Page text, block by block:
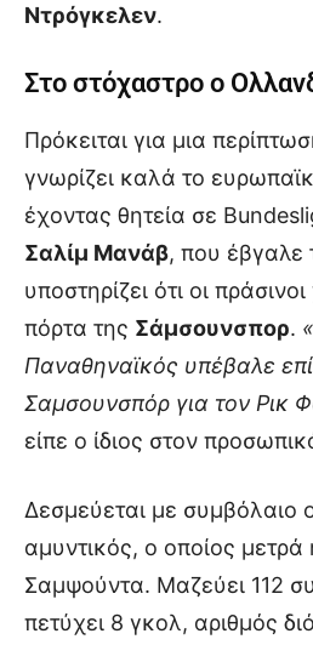
Ντρόγκελεν.
Στο στόχαστρο ο
Πρόκειται για μια
γνωρίζει καλά το
έχοντας θητεία σε
Σαλίμ Μανάβ, που έβγαλε
υποστηρίζει ότι οι
πόρτα της Σάμσουνσπορ.
Παναθηναϊκός υπέβαλε
Σαμσουνσπόρ για τον Ρικ
είπε ο ίδιος στον
Δεσμεύεται με συμβόλαιο
αμυντικός, ο οποίος μετρά
Σαμψούντα. Μαζεύει 112
πετύχει 8 γκολ, αριθμός